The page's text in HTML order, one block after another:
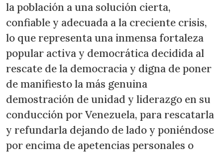
la población a una solución cierta,
confiable y adecuada a la creciente crisis,
lo que representa una inmensa fortaleza
popular activa y democrática decidida al
rescate de la democracia y digna de poner
de manifiesto la más genuina
demostración de unidad y liderazgo en su
conducción por Venezuela, para rescatarla
y refundarla dejando de lado y poniéndose
por encima de apetencias personales o